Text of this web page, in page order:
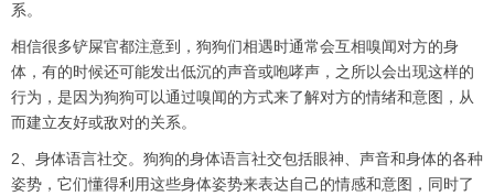
系。
相信很多铲屎官都注意到，狗狗们相遇时通常会互相嗅闻对方的身
体，有的时候还可能发出低沉的声音或咆哮声，之所以会出现这样的
行为，是因为狗狗可以通过嗅闻的方式来了解对方的情绪和意图，从
而建立友好或敌对的关系。
2、身体语言社交。狗狗的身体语言社交包括眼神、声音和身体的各种
姿势，它们懂得利用这些身体姿势来表达自己的情感和意图，同时了